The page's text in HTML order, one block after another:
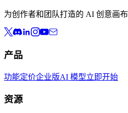
为创作者和团队打造的 AI 创意画布
产品
功能定价企业版AI 模型立即开始
资源